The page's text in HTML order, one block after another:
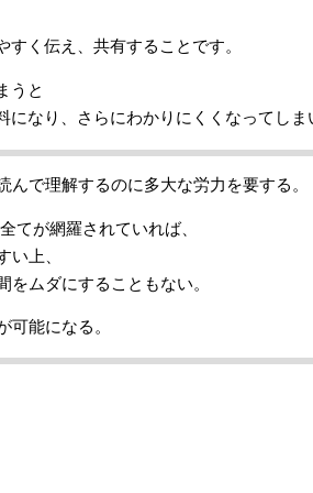
すく伝え、共有することです。
うと
になり、さらにわかりにくくなってしま
んで理解するのに多大な労力を要する。
てが網羅されていれば、
い上、
をムダにすることもない。
可能になる。